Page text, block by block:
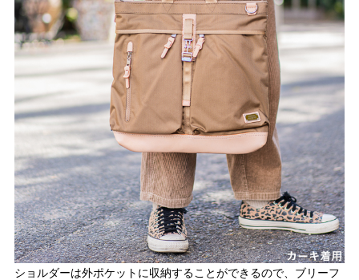
ショルダーは外ポケットに収納することができるので、ブリーフ